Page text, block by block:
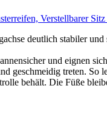
Verstellbarer
deutlich stabiler
und eignen
geschmeidig treten. So
behält. Die Füße